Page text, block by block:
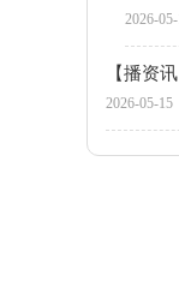
2026-
【播资
2026-05-15